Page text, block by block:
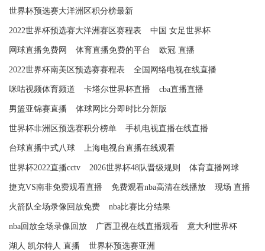
世界杯预选赛大洋洲区积分榜最新
2022世界杯预选赛大洋洲赛区赛程表 中国 女足世界杯
网球直播免费网 体育直播免费的平台 欧冠 直播
2022世界杯南美区预选赛赛程表 全国网络电视在线直播
咪咕视频体育频道 卡塔尔世界杯直播 cba直播直播
男篮亚锦赛直播 体球网比分即时比分新版
世界杯非洲区预选赛积分榜单 手机电视直播在线直播
台球直播中式八球 上海电视台直播在线观看
世界杯2022直播cctv 2026世界杯48队晋级规则 体育直播网球
捷克VS南非免费观看直播 免费观看nba高清在线播放 现场 直播
火箭队全场录像回放免费 nba比赛比分结果
nba回放全场录像回放 广西卫视在线直播观看 意大利世界杯
湖人 凯尔特人 直播 世界杯预选赛亚洲